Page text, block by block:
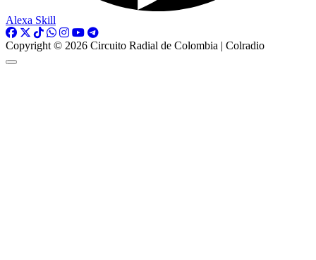
Alexa Skill
Copyright © 2026 Circuito Radial de Colombia | Colradio